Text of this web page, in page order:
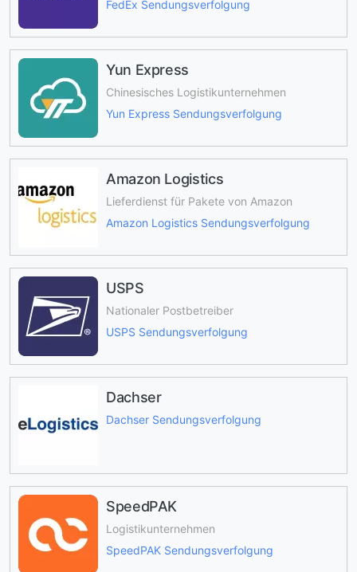
FedEx Sendungsverfolgung
Yun Express
Chinesisches Logistikunternehmen
Yun Express Sendungsverfolgung
Amazon Logistics
Lieferdienst für Pakete von Amazon
Amazon Logistics Sendungsverfolgung
USPS
Nationaler Postbetreiber
USPS Sendungsverfolgung
Dachser
Dachser Sendungsverfolgung
SpeedPAK
Logistikunternehmen
SpeedPAK Sendungsverfolgung